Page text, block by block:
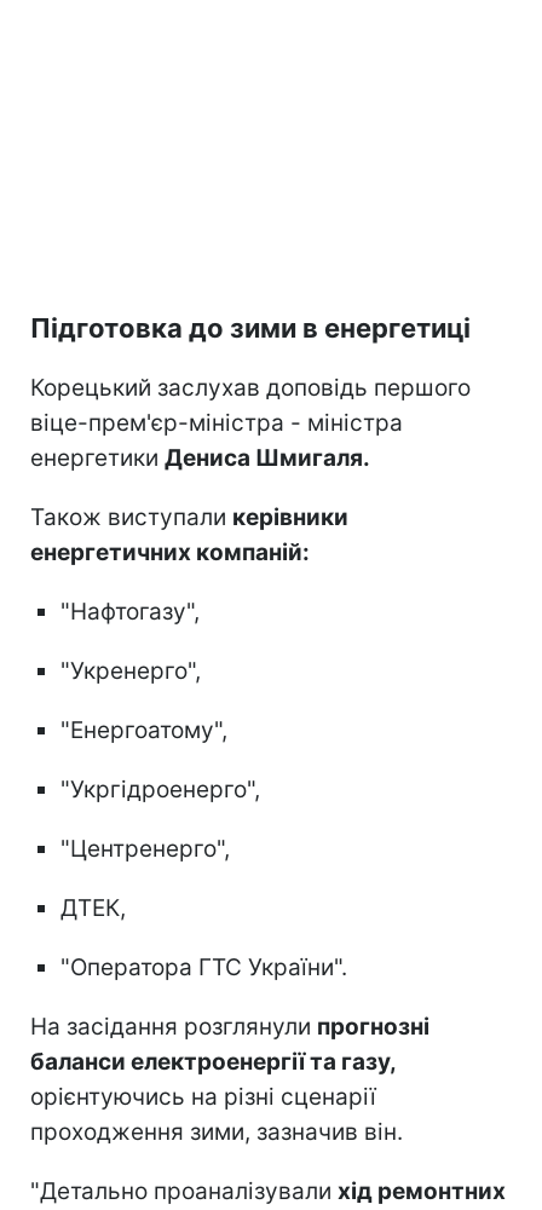
Підготовка до зими в енергетиці
Корецький заслухав доповідь першого
віце-прем'єр-міністра - міністра
енергетики Дениса Шмигаля.
Також виступали керівники
енергетичних компаній:
"Нафтогазу",
"Укренерго",
"Енергоатому",
"Укргідроенерго",
"Центренерго",
ДТЕК,
"Оператора ГТС України".
На засідання розглянули прогнозні
баланси електроенергії та газу,
орієнтуючись на різні сценарії
проходження зими, зазначив він.
"Детально проаналізували хід ремонтних